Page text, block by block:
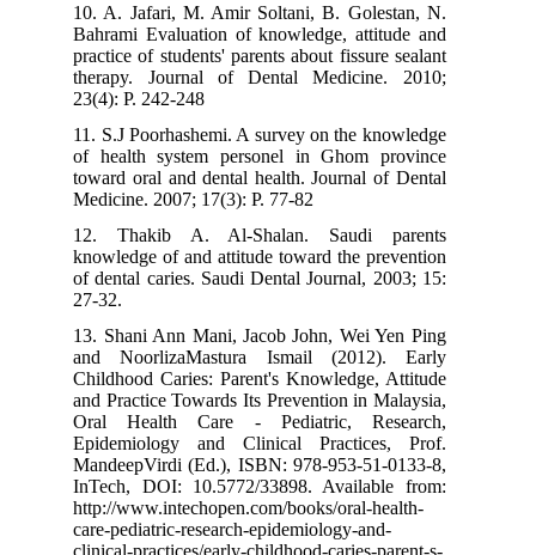
10. A. Jafari, M. Amir Soltani, B. Golestan, N.
Bahrami Evaluation of knowledge, attitude and
practice of students' parents about fissure sealant
therapy. Journal of Dental Medicine. 2010;
23(4): P. 242-248
11. S.J Poorhashemi. A survey on the knowledge
of health system personel in Ghom province
toward oral and dental health. Journal of Dental
Medicine. 2007; 17(3): P. 77-82
12. Thakib A. Al-Shalan. Saudi parents
knowledge of and attitude toward the prevention
of dental caries. Saudi Dental Journal, 2003; 15:
27-32.
13. Shani Ann Mani, Jacob John, Wei Yen Ping
and NoorlizaMastura Ismail (2012). Early
Childhood Caries: Parent's Knowledge, Attitude
and Practice Towards Its Prevention in Malaysia,
Oral Health Care - Pediatric, Research,
Epidemiology and Clinical Practices, Prof.
MandeepVirdi (Ed.), ISBN: 978-953-51-0133-8,
InTech, DOI: 10.5772/33898. Available from:
http://www.intechopen.com/books/oral-health-
care-pediatric-research-epidemiology-and-
clinical-practices/early-childhood-caries-parent-s-